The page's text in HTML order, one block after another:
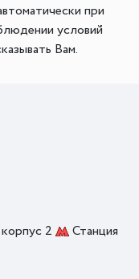
при
условий
Вам.
2
Станция